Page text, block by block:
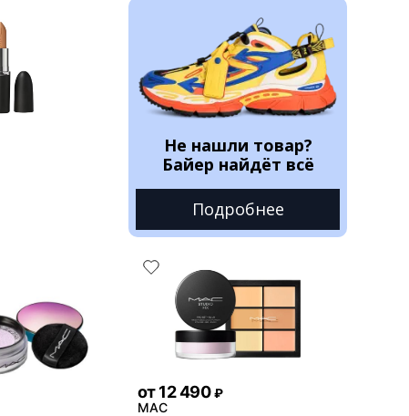
Не нашли товар?
Байер найдёт всё
Подробнее
от12 490 ₽
MAC